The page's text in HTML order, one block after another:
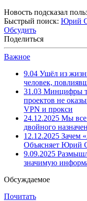
Новость подсказал
Быстрый поиск: Юрий
Обсудить
Поделиться
Важное
9.04 Ушёл из
человек,
31.03 Минцифры
проектов не
VPN и прокси
24.12.2025 Мы все
двойного
12.12.2025 Зачем
Объясняет Юрий
9.09.2025
значимую
Обсуждаемое
Почитать